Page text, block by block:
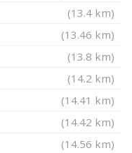
(13.4 km)
(13.46 km)
(13.8 km)
(14.2 km)
(14.41 km)
(14.42 km)
(14.56 km)